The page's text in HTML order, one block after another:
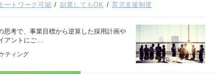
ートワーク可能 副業してもOK 育児支援制度
考で、事業目標から逆算した採用計画や
アントにご…
ティング